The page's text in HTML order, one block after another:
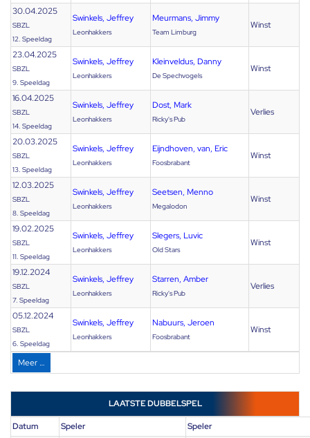
30.04.2025
SBZL
12. Speeldag
Swinkels, Jeffrey
Leonhakkers
Meurmans, Jimmy
Team Limburg
Winst
23.04.2025
SBZL
9. Speeldag
Swinkels, Jeffrey
Leonhakkers
Kleinveldus, Danny
De Spechvogels
Winst
16.04.2025
SBZL
14. Speeldag
Swinkels, Jeffrey
Leonhakkers
Dost, Mark
Ricky's Pub
Verlies
20.03.2025
SBZL
13. Speeldag
Swinkels, Jeffrey
Leonhakkers
Eijndhoven, van, Eric
Foosbrabant
Winst
12.03.2025
SBZL
8. Speeldag
Swinkels, Jeffrey
Leonhakkers
Seetsen, Menno
Megalodon
Winst
19.02.2025
SBZL
11. Speeldag
Swinkels, Jeffrey
Leonhakkers
Slegers, Luvic
Old Stars
Winst
19.12.2024
SBZL
7. Speeldag
Swinkels, Jeffrey
Leonhakkers
Starren, Amber
Ricky's Pub
Verlies
05.12.2024
SBZL
6. Speeldag
Swinkels, Jeffrey
Leonhakkers
Nabuurs, Jeroen
Foosbrabant
Winst
Meer …
LAATSTE DUBBELSPEL
Datum Speler
Speler